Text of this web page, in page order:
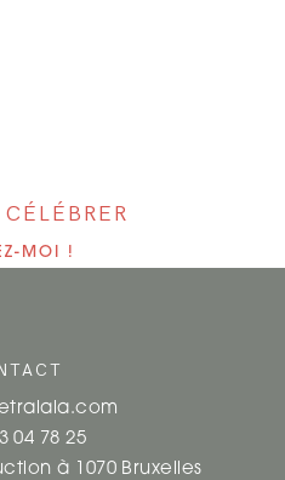
MOI !
04 78 25
à 1070 Bruxelles